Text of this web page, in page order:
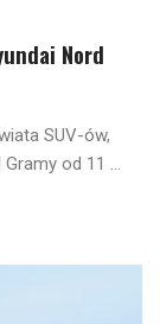
Nord
SUV-ów,
od 11 ...